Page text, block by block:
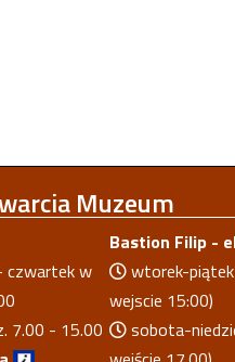
Muzeum
czwartek w
7.00 - 15.00
Bastion Filip -
wtorek-
wejscie 15:00)
sobota-